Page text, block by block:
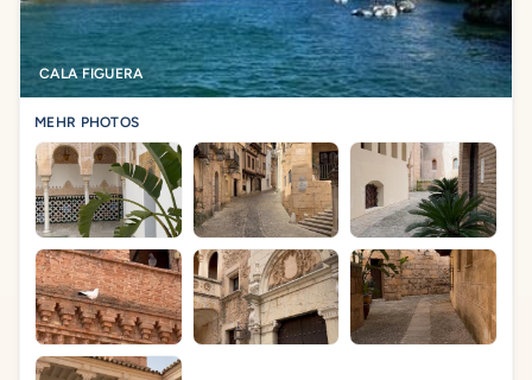
CALA FIGUERA
MEHR PHOTOS